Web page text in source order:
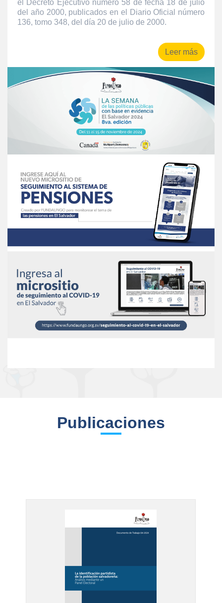
el Decreto Ejecutivo número 58 de fecha 18 de julio
del año 2000, publicados en el Diario Oficial número
136, tomo 348, del día 20 de julio de 2000.
Leer más
Publicaciones